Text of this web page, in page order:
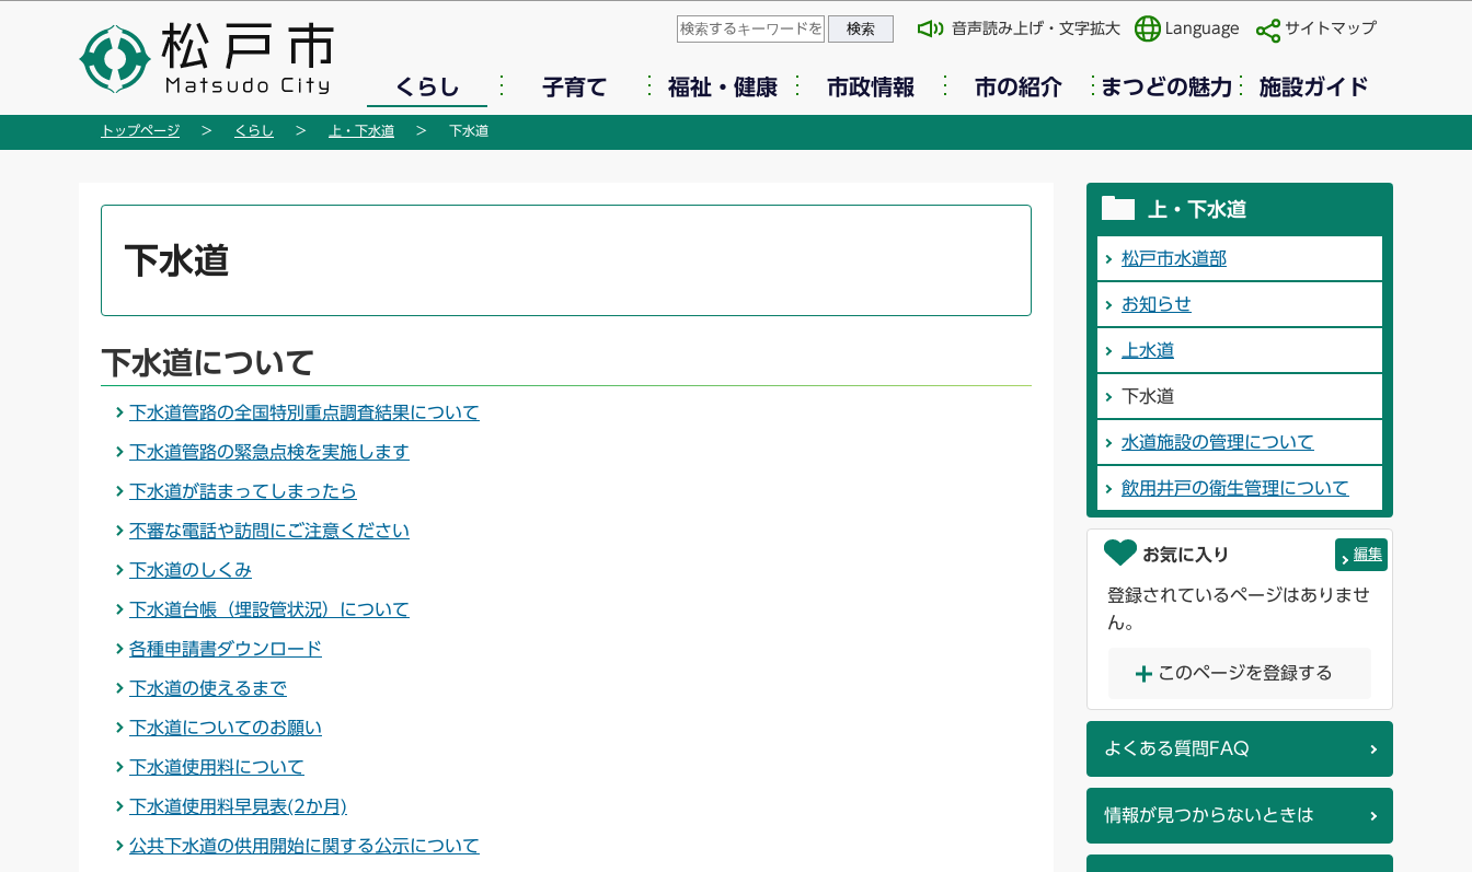
の
このページの本文へ移動
音声読み上げ・文字拡大 Language サイトマップ
くらし 子育て 福祉・健康 市政情報 市の紹介 まつどの魅力 施設ガイド
トップページ くらし 上・下水道 下水道
ら
下水道
下水道について
下水道管路の全国特別重点調査結果について
下水道管路の緊急点検を実施します
下水道が詰まってしまったら
不審な電話や訪問にご注意ください
下水道のしくみ
下水道台帳（埋設管状況）について
各種申請書ダウンロード
下水道の使えるまで
下水道についてのお願い
下水道使用料について
下水道使用料早見表(2か月)
公共下水道の供用開始に関する公示について
上・下水道
松戸市水道部
お知らせ
上水道
下水道
水道施設の管理について
飲用井戸の衛生管理について
お気に入り 編集
登録されているページはありませ
ん。
このページを登録する
よくある質問FAQ
情報が見つからないときは